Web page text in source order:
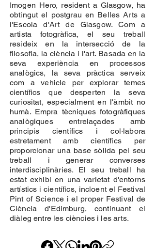
Imogen Hero, resident a Glasgow, ha
obtingut el postgrau en Belles Arts a
l'Escola d'Art de Glasgow. Com a
artista fotogràfica, el seu treball
resideix en la intersecció de la
filosofia, la ciència i l'art. Basada en la
seva experiència en processos
analògics, la seva pràctica serveix
com a vehicle per explorar temes
científics que desperten la seva
curiositat, especialment en l'àmbit no
humà. Empra tècniques fotogràfiques
analògiques entrelaçades amb
principis científics i col·labora
estretament amb científics per
proporcionar una base sòlida pel seu
treball i generar converses
interdisciplinàries. El seu treball ha
estat exhibi en una varietat d'entorns
artístics i científics, incloent el Festival
Pint of Science i el proper Festival de
Ciència d'Edimburg, continuant el
diàleg entre les ciències i les arts.